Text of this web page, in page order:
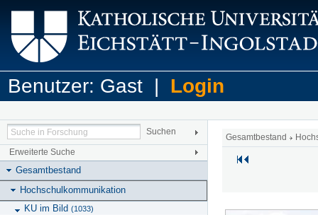
Benutzer: Gast | Login
Erweiterte Suche
Gesamtbestand
Hochschulkommunikation
KU im Bild (1033)
Gesamtbestand